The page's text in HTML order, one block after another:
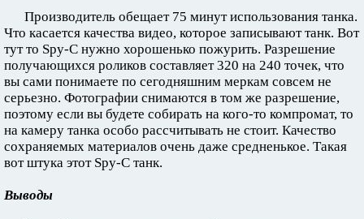
Производитель обещает 75 минут использования танка.
Что касается качества видео, которое записывают танк. Вот
тут то Spy-C нужно хорошенько пожурить. Разрешение
получающихся роликов составляет 320 на 240 точек, что
вы сами понимаете по сегодняшним меркам совсем не
серьезно. Фотографии снимаются в том же разрешение,
поэтому если вы будете собирать на кого-то компромат, то
на камеру танка особо рассчитывать не стоит. Качество
сохраняемых материалов очень даже средненькое. Такая
вот штука этот Spy-С танк.
Выводы